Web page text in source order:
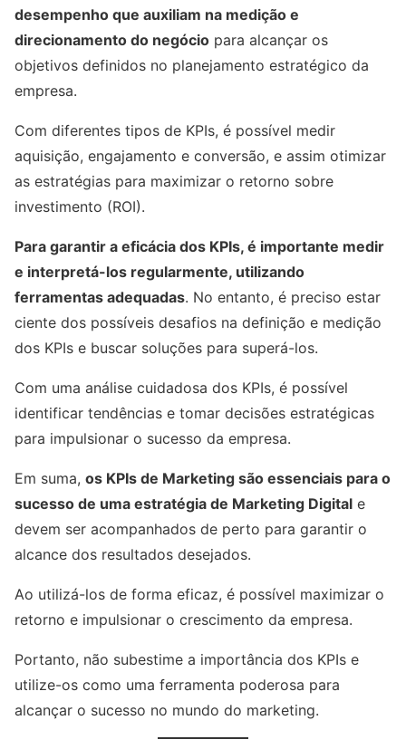
desempenho que auxiliam na medição e
direcionamento do negócio para alcançar os
objetivos definidos no planejamento estratégico da
empresa.
Com diferentes tipos de KPIs, é possível medir
aquisição, engajamento e conversão, e assim otimizar
as estratégias para maximizar o retorno sobre
investimento (ROI).
Para garantir a eficácia dos KPIs, é importante medir
e interpretá-los regularmente, utilizando
ferramentas adequadas. No entanto, é preciso estar
ciente dos possíveis desafios na definição e medição
dos KPIs e buscar soluções para superá-los.
Com uma análise cuidadosa dos KPIs, é possível
identificar tendências e tomar decisões estratégicas
para impulsionar o sucesso da empresa.
Em suma, os KPIs de Marketing são essenciais para o
sucesso de uma estratégia de Marketing Digital e
devem ser acompanhados de perto para garantir o
alcance dos resultados desejados.
Ao utilizá-los de forma eficaz, é possível maximizar o
retorno e impulsionar o crescimento da empresa.
Portanto, não subestime a importância dos KPIs e
utilize-os como uma ferramenta poderosa para
alcançar o sucesso no mundo do marketing.